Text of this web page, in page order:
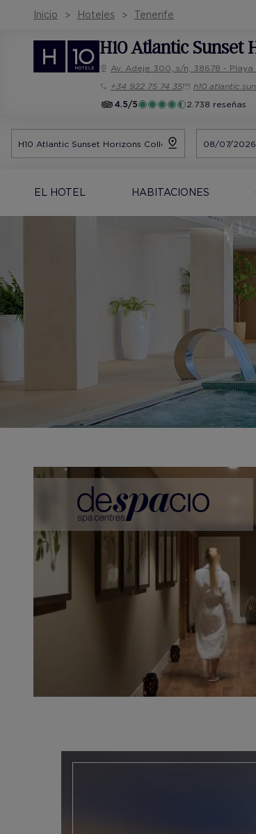
Inicio Hoteles Tenerife
H10 Atlantic Sunset
Av. Adeje 300, s/n, 38678 - Playa
+34 922 75 74 35
4.5/5
2.738 reseñas
EL HOTEL HABITACIONES